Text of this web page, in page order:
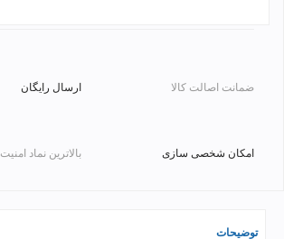
ضمانت اصالت کالا ارسال رایگان
امکان شخصی سازی بالاترین نماد امنیت
توضیحات